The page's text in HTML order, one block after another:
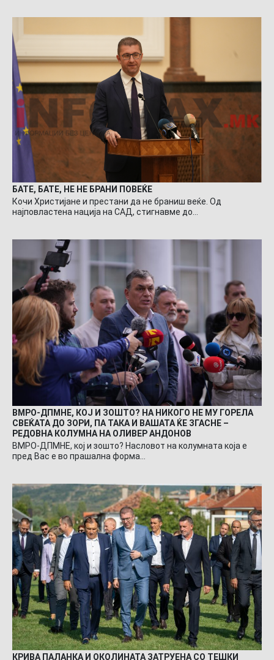
БАТЕ, БАТЕ, НЕ НЕ БРАНИ ПОВЕЌЕ
Кочи Христијане и престани да не браниш веќе. Од
најповластена нација на САД, стигнавме до…
ВМРО-ДПМНЕ, КОЈ И ЗОШТО? НА НИКОГО НЕ МУ ГОРЕЛА
СВЕЌАТА ДО ЗОРИ, ПА ТАКА И ВАШАТА ЌЕ ЗГАСНЕ –
РЕДОВНА КОЛУМНА НА ОЛИВЕР АНДОНОВ
ВМРО-ДПМНЕ, кој и зошто? Насловот на колумната која е
пред Вас е во прашална форма…
КРИВА ПАЛАНКА И ОКОЛИНАТА ЗАТРУЕНА СО ТЕШКИ